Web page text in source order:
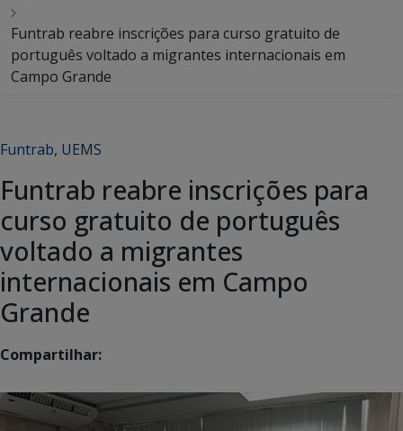
Funtrab reabre inscrições para curso gratuito de
português voltado a migrantes internacionais em
Campo Grande
Funtrab, UEMS
Funtrab reabre inscrições para
curso gratuito de português
voltado a migrantes
internacionais em Campo
Grande
Compartilhar: